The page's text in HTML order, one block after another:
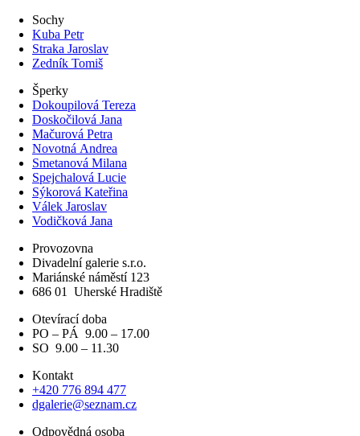
Sochy
Kuba Petr
Straka Jaroslav
Zedník Tomiš
Šperky
Dokoupilová Tereza
Doskočilová Jana
Mačurová Petra
Novotná Andrea
Smetanová Milana
Spejchalová Lucie
Sýkorová Kateřina
Válek Jaroslav
Vodičková Jana
Provozovna
Divadelní galerie s.r.o.
Mariánské náměstí 123
686 01
Uherské Hradiště
Otevírací doba
PO – PÁ 9.00 – 17.00
SO 9.00 – 11.30
Kontakt
+420 776 894 477
dgalerie@seznam.cz
Odpovědná osoba